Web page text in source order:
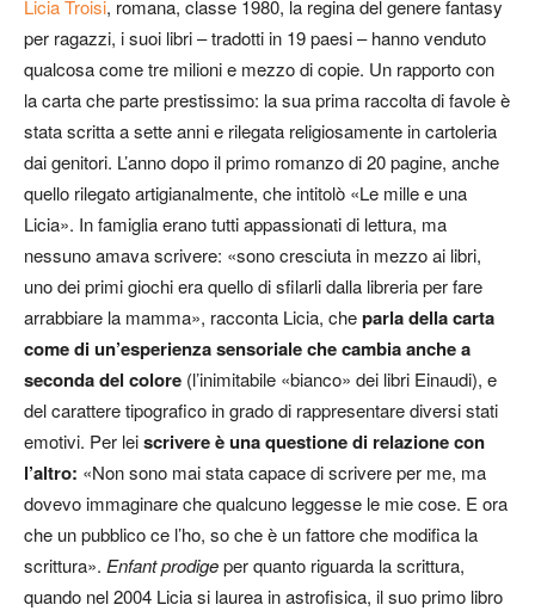
Licia Troisi, romana, classe 1980, la regina del genere fantasy
per ragazzi, i suoi libri – tradotti in 19 paesi – hanno venduto
qualcosa come tre milioni e mezzo di copie. Un rapporto con
la carta che parte prestissimo: la sua prima raccolta di favole è
stata scritta a sette anni e rilegata religiosamente in cartoleria
dai genitori. L’anno dopo il primo romanzo di 20 pagine, anche
quello rilegato artigianalmente, che intitolò «Le mille e una
Licia». In famiglia erano tutti appassionati di lettura, ma
nessuno amava scrivere: «sono cresciuta in mezzo ai libri,
uno dei primi giochi era quello di sfilarli dalla libreria per fare
arrabbiare la mamma», racconta Licia, cheparla della carta
come di un’esperienza sensoriale che cambia anche a
seconda del colore (l’inimitabile «bianco» dei libri Einaudi), e
del carattere tipografico in grado di rappresentare diversi stati
emotivi. Per leiscrivere è una questione di relazione con
l’altro: «Non sono mai stata capace di scrivere per me, ma
dovevo immaginare che qualcuno leggesse le mie cose. E ora
che un pubblico ce l’ho, so che è un fattore che modifica la
scrittura». Enfant prodigeper quanto riguarda la scrittura,
quando nel 2004 Licia si laurea in astrofisica, il suo primo libro